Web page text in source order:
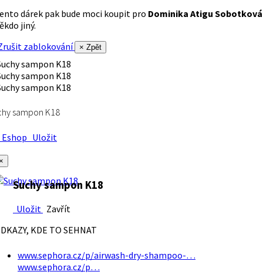
dárek pak bude moci koupit pro Dominika Atigu Sobotková
jiný.
zablokování
× Zpět
sampon K18
Uložit
Suchy sampon K18
Uložit Zavřít
KDE TO SEHNAT
www.sephora.cz/p/airwash-dry-shampoo-…
www.sephora.cz/p…